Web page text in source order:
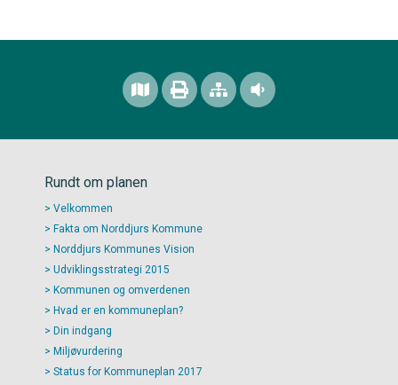
Rundt om planen
Velkommen
Fakta om Norddjurs Kommune
Norddjurs Kommunes Vision
Udviklingsstrategi 2015
Kommunen og omverdenen
Hvad er en kommuneplan?
Din indgang
Miljøvurdering
Status for Kommuneplan 2017